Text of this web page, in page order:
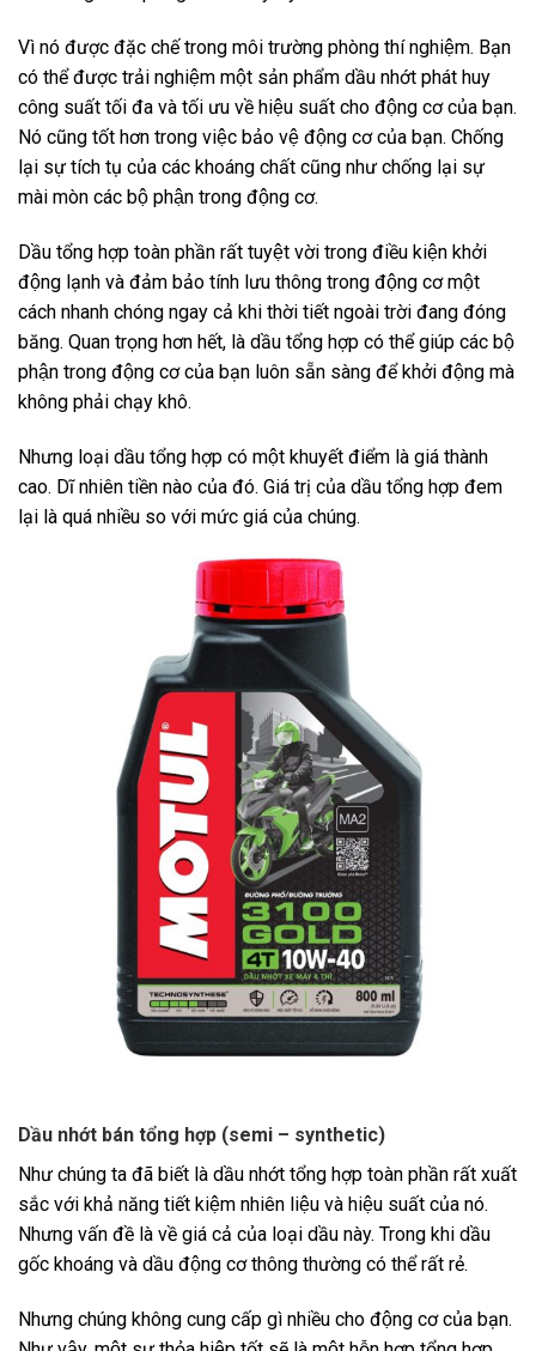
Vì nó được đặc chế trong môi trường phòng thí nghiệm. Bạn
có thể được trải nghiệm một sản phẩm dầu nhớt phát huy
công suất tối đa và tối ưu về hiệu suất cho động cơ của bạn.
Nó cũng tốt hơn trong việc bảo vệ động cơ của bạn. Chống
lại sự tích tụ của các khoáng chất cũng như chống lại sự
mài mòn các bộ phận trong động cơ.
Dầu tổng hợp toàn phần rất tuyệt vời trong điều kiện khởi
động lạnh và đảm bảo tính lưu thông trong động cơ một
cách nhanh chóng ngay cả khi thời tiết ngoài trời đang đóng
băng. Quan trọng hơn hết, là dầu tổng hợp có thể giúp các bộ
phận trong động cơ của bạn luôn sẵn sàng để khởi động mà
không phải chạy khô.
Nhưng loại dầu tổng hợp có một khuyết điểm là giá thành
cao. Dĩ nhiên tiền nào của đó. Giá trị của dầu tổng hợp đem
lại là quá nhiều so với mức giá của chúng.
Dầu nhớt bán tổng hợp (semi – synthetic)
Như chúng ta đã biết là dầu nhớt tổng hợp toàn phần rất xuất
sắc với khả năng tiết kiệm nhiên liệu và hiệu suất của nó.
Nhưng vấn đề là về giá cả của loại dầu này. Trong khi dầu
gốc khoáng và dầu động cơ thông thường có thể rất rẻ.
Nhưng chúng không cung cấp gì nhiều cho động cơ của bạn.